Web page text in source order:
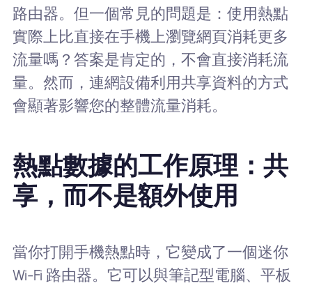
路由器。但一個常見的問題是：使用熱點
實際上比直接在手機上瀏覽網頁消耗更多
流量嗎？答案是肯定的，不會直接消耗流
量。然而，連網設備利用共享資料的方式
會顯著影響您的整體流量消耗。
熱點數據的工作原理：共
享，而不是額外使用
當你打開手機熱點時，它變成了一個迷你
Wi-Fi 路由器。它可以與筆記型電腦、平板